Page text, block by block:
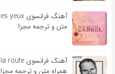
متن و ترجمه مجزا
همراه متن و ترجمه مجزا